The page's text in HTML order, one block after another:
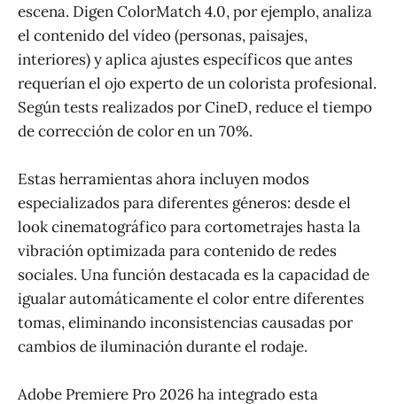
escena. Digen ColorMatch 4.0, por ejemplo, analiza
el contenido del vídeo (personas, paisajes,
interiores) y aplica ajustes específicos que antes
requerían el ojo experto de un colorista profesional.
Según tests realizados por CineD, reduce el tiempo
de corrección de color en un 70%.
Estas herramientas ahora incluyen modos
especializados para diferentes géneros: desde el
look cinematográfico para cortometrajes hasta la
vibración optimizada para contenido de redes
sociales. Una función destacada es la capacidad de
igualar automáticamente el color entre diferentes
tomas, eliminando inconsistencias causadas por
cambios de iluminación durante el rodaje.
Adobe Premiere Pro 2026 ha integrado esta